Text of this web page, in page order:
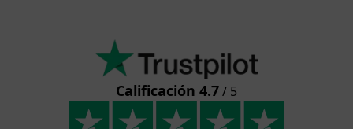
Calificación 4.7/ 5